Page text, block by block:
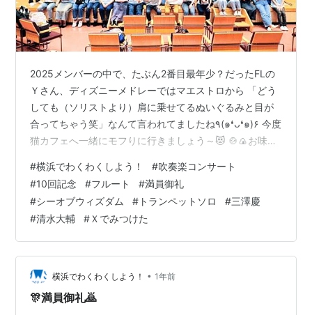
2025メンバーの中で、たぶん2番目最年少？だったFLの
Ｙさん、ディズニーメドレーではマエストロから 「どう
しても（ソリストより）肩に乗せてるぬいぐるみと目が
合ってちゃう笑」なんて言われてましたね٩(๑❛ᴗ❛๑)۶ 今度
猫カフェへ一緒にモフりに行きましょう～😻 🍲🍙お味噌
´ڡ`๑) ‧˚꒷꒦︶︶₊꒷꒦︶︶₊꒷꒦˚‧︶︶‧˚꒷꒦︶︶₊꒷꒦︶︶₊꒷꒦˚‧ こ
んにちは！今回初めて参加させていただきました、フル
ートのYです！社会人2年目になり、楽団探しのためにX
を見ていると、、YWSの投稿がおすすめに出てきました!!
私の大好きな“祝典のための音楽”がプロ…
#横浜でわくわくしよう！ #吹奏楽コンサート
#10回記念 #フルート #満員御礼
#シーオブウィズダム # トランペットソロ #三澤慶
#清水大輔 # Ｘでみつけた
横浜でわくわくしよう！ • 1年前
🎊満員御礼🙇